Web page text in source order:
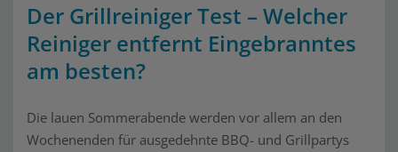
Der Grillreiniger Test – Welcher
Reiniger entfernt Eingebranntes
am besten?
Die lauen Sommerabende werden vor allem an den
Wochenenden für ausgedehnte BBQ- und Grillpartys